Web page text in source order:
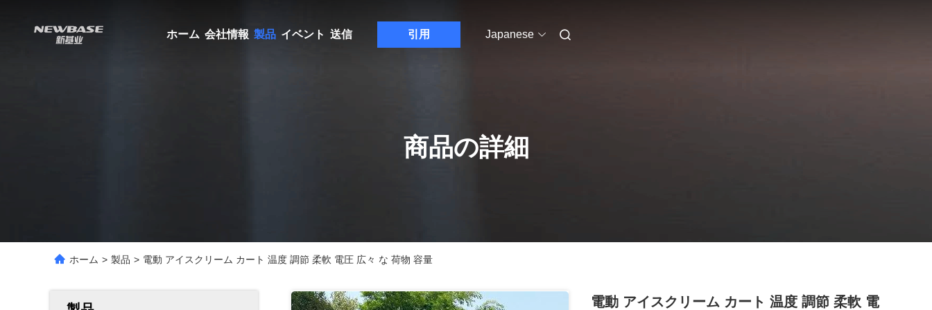
ホーム 会社情報 製品 イベント 送信 引用 Japanese
商品の詳細
ホーム > 製品 > 電動 アイスクリーム カート 温度 調節 柔軟 電圧 広々 な 荷物 容量
電動 アイスクリーム カート 温度 調節 柔軟 電